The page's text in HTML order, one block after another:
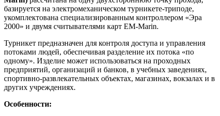
базируется на электромеханическом турникете-триподе,
укомплектована специализированным контроллером «Эра
2000» и двумя считывателями карт EM-Marin.
Турникет предназначен для контроля доступа и управления
потоками людей, обеспечивая разделение их потока «по
одному». Изделие может использоваться на проходных
предприятий, организаций и банков, в учебных заведениях,
спортивно-развлекательных объектах, магазинах, вокзалах и в
других учреждениях.
Особенности: